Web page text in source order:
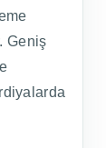
Geniş